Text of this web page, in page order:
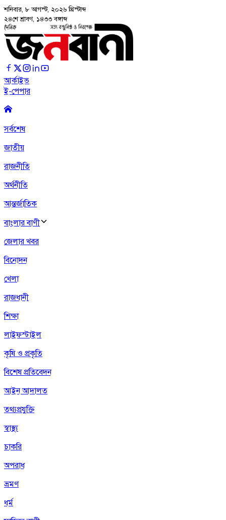
শনিবার, ৮ আগস্ট, ২০২৬ খ্রিস্টাব্দ
২৪শে শ্রাবণ, ১৪৩৩ বঙ্গাব্দ
আর্কাইভ
ই-পেপার
সর্বশেষ
জাতীয়
রাজনীতি
অর্থনীতি
আন্তর্জাতিক
বাংলার বাণী
জেলার খবর
বিনোদন
খেলা
রাজধানী
শিক্ষা
লাইফস্টাইল
কৃষি ও প্রকৃতি
বিশেষ প্রতিবেদন
আইন আদালত
তথ্যপ্রযুক্তি
স্বাস্থ্য
চাকরি
অপরাধ
ভ্রমণ
ধর্ম